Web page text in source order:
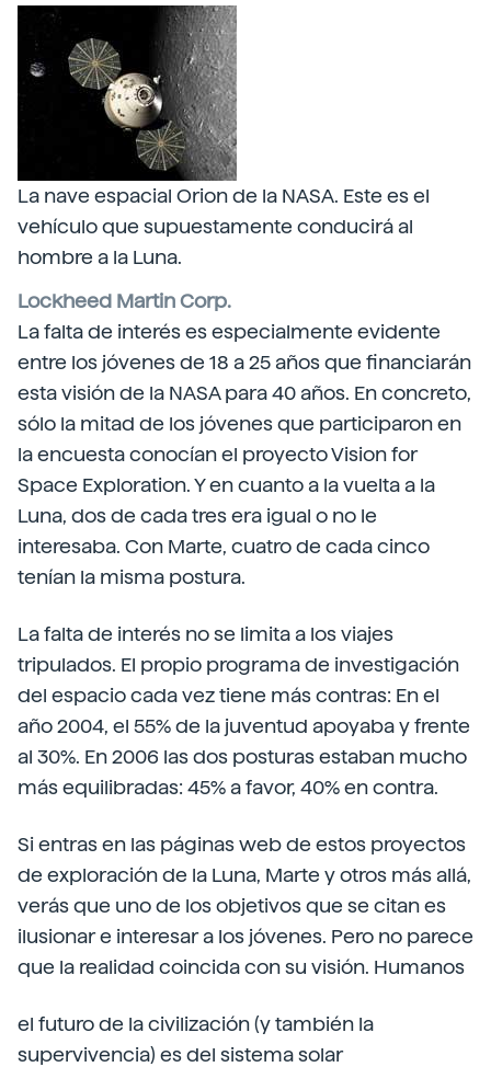
La nave espacial Orion de la NASA. Este es el
vehículo que supuestamente conducirá al
hombre a la Luna.
Lockheed Martin Corp.
La falta de interés es especialmente evidente
entre los jóvenes de 18 a 25 años que financiarán
esta visión de la NASA para 40 años. En concreto,
sólo la mitad de los jóvenes que participaron en
la encuesta conocían el proyecto Vision for
Space Exploration. Y en cuanto a la vuelta a la
Luna, dos de cada tres era igual o no le
interesaba. Con Marte, cuatro de cada cinco
tenían la misma postura.
La falta de interés no se limita a los viajes
tripulados. El propio programa de investigación
del espacio cada vez tiene más contras: En el
año 2004, el 55% de la juventud apoyaba y frente
al 30%. En 2006 las dos posturas estaban mucho
más equilibradas: 45% a favor, 40% en contra.
Si entras en las páginas web de estos proyectos
de exploración de la Luna, Marte y otros más allá,
verás que uno de los objetivos que se citan es
ilusionar e interesar a los jóvenes. Pero no parece
que la realidad coincida con su visión. Humanos
el futuro de la civilización (y también la
supervivencia) es del sistema solar